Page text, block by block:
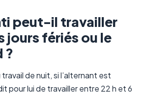
peut-il travailler
jours fériés ou le
?
de nuit, si l’alternant est
pour lui de travailler entre 22 h et 6